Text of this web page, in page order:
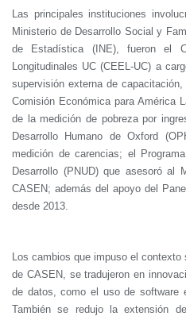
Las principales instituciones
Ministerio de Desarrollo Social y
de Estadística (INE), fueron el
Longitudinales UC (CEEL-UC) a
supervisión externa de
Comisión Económica para América
de la medición de pobreza por
Desarrollo Humano de Oxford
medición de carencias; el
Desarrollo (PNUD) que asesoró al
CASEN; además del apoyo del
desde 2013.
Los cambios que impuso el
de CASEN, se tradujeron en
de datos, como el uso de software
También se redujo la extensión